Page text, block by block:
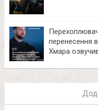
перенесення
Хмара